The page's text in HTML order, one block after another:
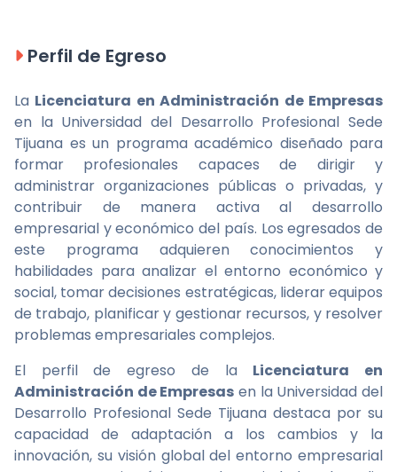
Perfil de Egreso
La Licenciatura en Administración de Empresas
en la Universidad del Desarrollo Profesional Sede
Tijuana es un programa académico diseñado para
formar profesionales capaces de dirigir y
administrar organizaciones públicas o privadas, y
contribuir de manera activa al desarrollo
empresarial y económico del país. Los egresados de
este programa adquieren conocimientos y
habilidades para analizar el entorno económico y
social, tomar decisiones estratégicas, liderar equipos
de trabajo, planificar y gestionar recursos, y resolver
problemas empresariales complejos.
El perfil de egreso de la Licenciatura en
Administración de Empresas en la Universidad del
Desarrollo Profesional Sede Tijuana destaca por su
capacidad de adaptación a los cambios y la
innovación, su visión global del entorno empresarial